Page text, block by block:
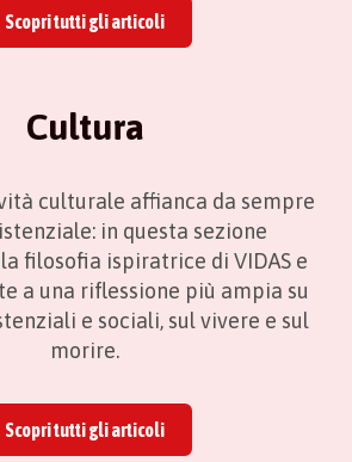
Scopri tutti gli articoli
Cultura
culturale affianca da sempre
in questa sezione
filosofia ispiratrice di VIDAS e
a una riflessione più ampia su
e sociali, sul vivere e sul
morire.
Scopri tutti gli articoli